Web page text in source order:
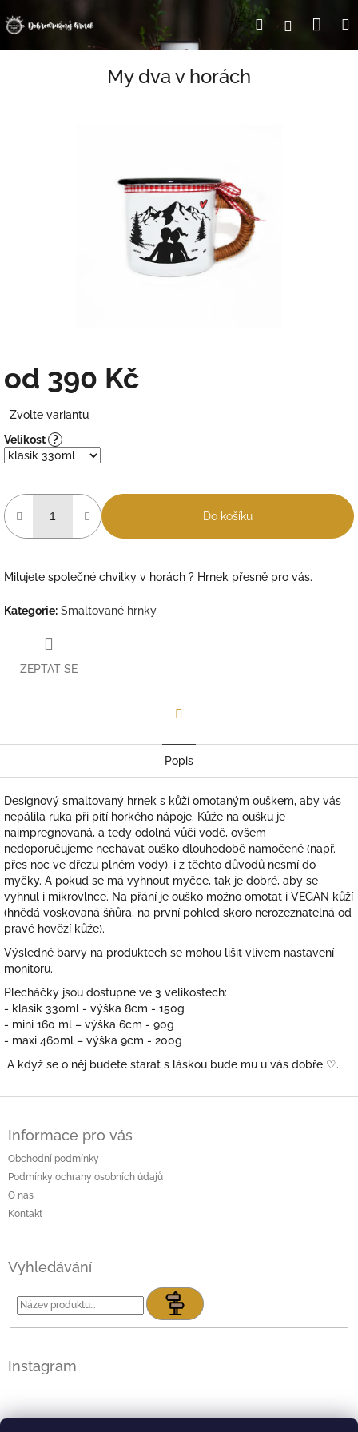
na
HledatPřihlášení
My dva v horách
od 390 Kč
cena:
Zvolte variantu
Velikost ?
Do košíku
Milujete společné chvilky v horách ? Hrnek přesně pro vás.
Kategorie: Smaltované hrnky
ZEPTAT SE
Popis
Designový smaltovaný hrnek s kůží omotaným ouškem, aby vás
nepálila ruka při pití horkého nápoje. Kůže na oušku je
naimpregnovaná, a tedy odolná vůči vodě, ovšem
nedoporučujeme nechávat ouško dlouhodobě namočené (např.
přes noc ve dřezu plném vody), i z těchto důvodů nesmí do
myčky. A pokud se má vyhnout myčce, tak je dobré, aby se
vyhnul i mikrovlnce. Na přání je ouško možno omotat i VEGAN kůží
(hnědá voskovaná šňůra, na první pohled skoro nerozeznatelná od
pravé hovězí kůže).
Výsledné barvy na produktech se mohou lišit vlivem nastavení
monitoru.
Plecháčky jsou dostupné ve 3 velikostech:
- klasik 330ml - výška 8cm - 150g
- mini 160 ml – výška 6cm - 90g
- maxi 460ml – výška 9cm - 200g
A když se o něj budete starat s láskou bude mu u vás dobře ♡.
Informace pro vás
Obchodní podmínky
Podmínky ochrany osobních údajů
O nás
Kontakt
Vyhledávání
Hledat
Instagram